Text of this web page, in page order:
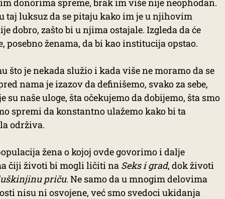
donorima spreme, brak im više nije neophodan.
taj luksuz da se pitaju kako im je u njihovim
dobro, zašto bi u njima ostajale. Izgleda da će
ženama, da bi kao institucija opstao.
što je nekada služio i kada više ne moramo da se
nama je izazov da definišemo, svako za sebe,
naše uloge, šta očekujemo da dobijemo, šta smo
spremi da konstantno ulažemo kako bi ta
održiva.
žena o kojoj ovde govorimo i dalje
čiji životi bi mogli ličiti na Seks i grad, dok životi
priču. Ne samo da u mnogim delovima
nisu ni osvojene, već smo svedoci ukidanja